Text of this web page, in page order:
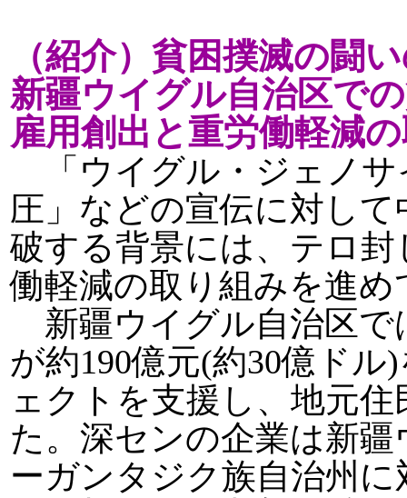
（紹介）貧困撲滅の闘
新疆ウイグル自治区で
雇用創出と重労働軽減
「ウイグル・ジェノサ
圧」などの宣伝に対し
破する背景には、テロ
働軽減の取り組みを進
新疆ウイグル自治区で
が約190億元(約30億ドル
ェクトを支援し、地元
た。深センの企業は新
ーガンタジク族自治州